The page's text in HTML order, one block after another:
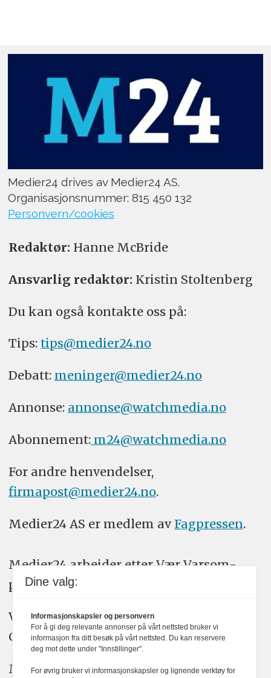
Medier24 drives av Medier24 AS.
Organisasjonsnummer: 815 450 132
Personvern/cookies
Redaktør: Hanne McBride
Ansvarlig redaktør: Kristin Stoltenberg
Du kan også kontakte oss på:
Tips: tips@medier24.no
Debatt: meninger@medier24.no
Annonse: annonse@watchmedia.no
Abonnement:m24@watchmedia.no
For andre henvendelser,
firmapost@medier24.no.
Medier24 AS er medlem av Fagpressen.
Medier24 arbeider etter Vær Varsom-
plakatens regler for god presseskikk.
Vi bruker KI-verktøy som ChatGPT,
Claude, og Gemini i journalistikken vår.
Medier24s redaksjon har alltid det fulle
Dine valg:
Informasjonskapsler og personvern
For å gi deg relevante annonser på vårt nettsted bruker vi
informasjon fra ditt besøk på vårt nettsted. Du kan reservere
deg mot dette under "Innstillinger".
For øvrig bruker vi informasjonskapsler og lignende verktøy for